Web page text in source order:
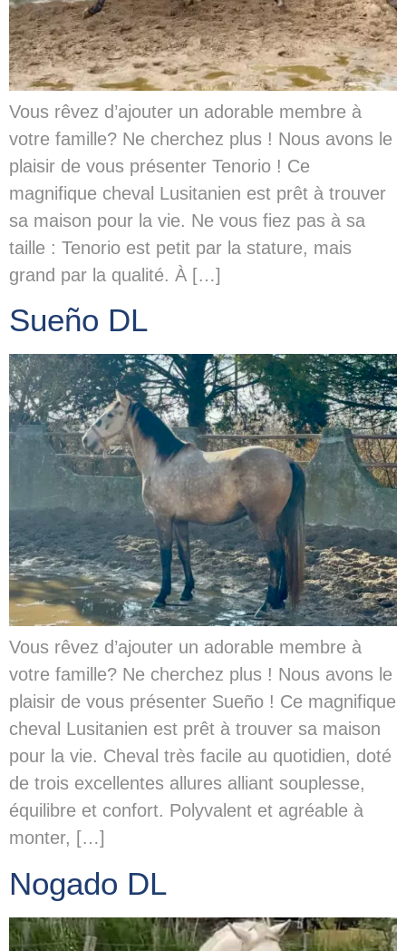
Vous rêvez d’ajouter un adorable membre à
votre famille? Ne cherchez plus ! Nous avons le
plaisir de vous présenter Tenorio ! Ce
magnifique cheval Lusitanien est prêt à trouver
sa maison pour la vie. Ne vous fiez pas à sa
taille : Tenorio est petit par la stature, mais
grand par la qualité. À […]
Sueño DL
Vous rêvez d’ajouter un adorable membre à
votre famille? Ne cherchez plus ! Nous avons le
plaisir de vous présenter Sueño ! Ce magnifique
cheval Lusitanien est prêt à trouver sa maison
pour la vie. Cheval très facile au quotidien, doté
de trois excellentes allures alliant souplesse,
équilibre et confort. Polyvalent et agréable à
monter, […]
Nogado DL